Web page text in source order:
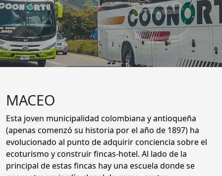
MACEO
Esta joven municipalidad colombiana y antioqueña
(apenas comenzó su historia por el año de 1897) ha
evolucionado al punto de adquirir conciencia sobre el
ecoturismo y construir fincas-hotel. Al lado de la
principal de estas fincas hay una escuela donde se